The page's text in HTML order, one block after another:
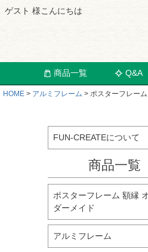
ゲスト 様こんにちは
商品一覧 Q&A
HOME アルミフレーム ポスターフレー
FUN-CREATEについて
商品一覧
ポスターフレーム 額縁
ダーメイド
アルミフレーム